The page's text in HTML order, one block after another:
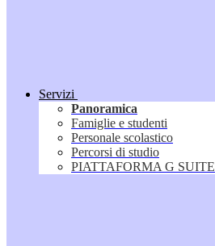
Servizi
Panoramica
Famiglie e studenti
Personale scolastico
Percorsi di studio
PIATTAFORMA G SUITE